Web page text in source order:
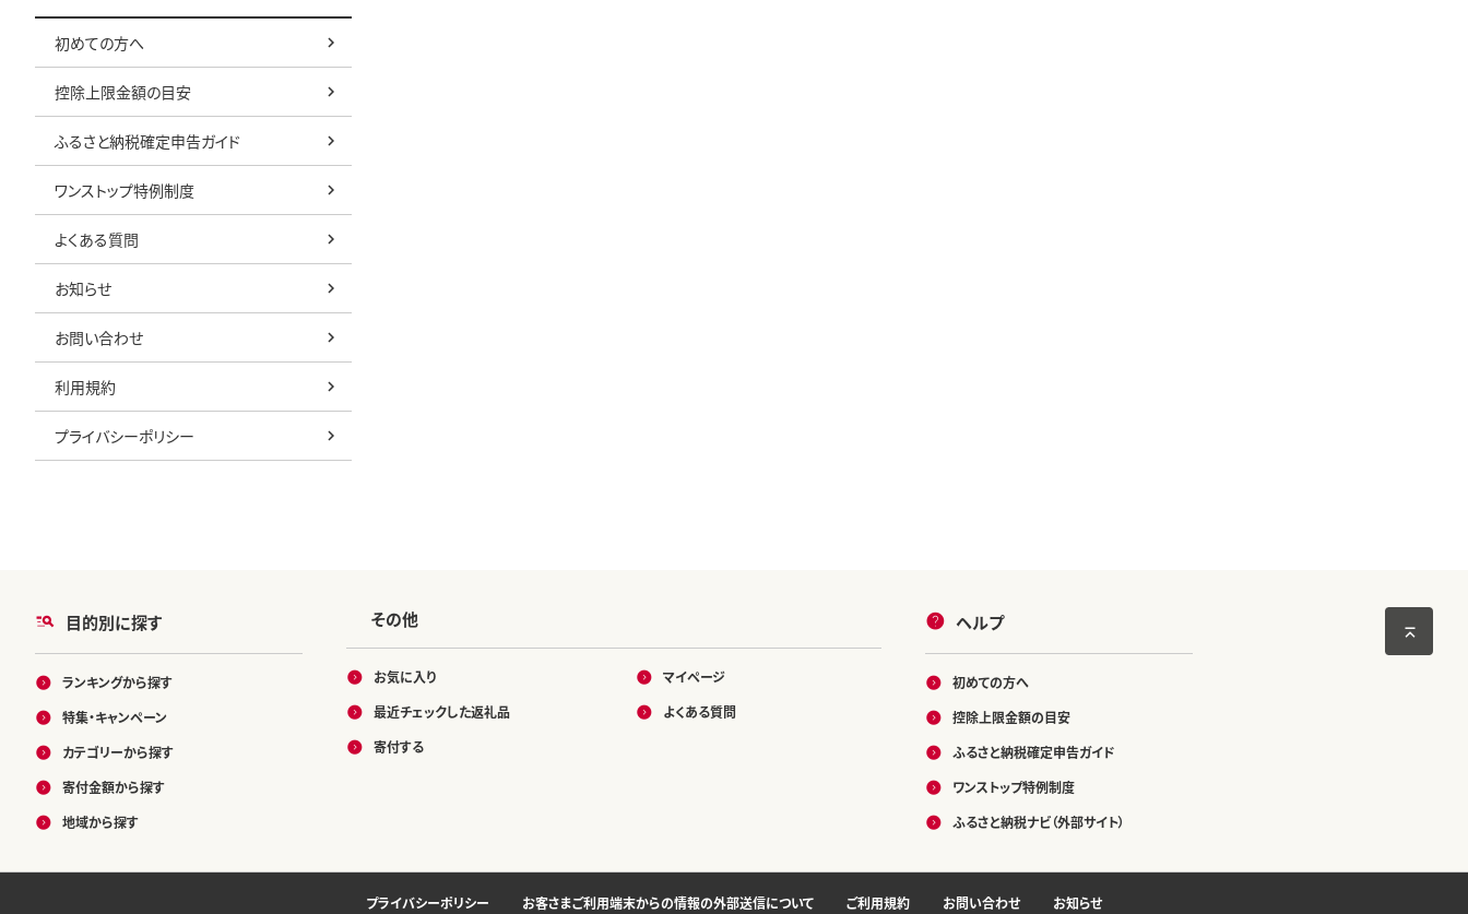
初めての方へ
控除上限金額の目安
ふるさと納税確定申告ガイド
ワンストップ特例制度
よくある質問
お知らせ
お問い合わせ
利用規約
プライバシーポリシー
目的別に探す
ランキングから探す
特集・キャンペーン
カテゴリーから探す
寄付金額から探す
地域から探す
その他
お気に入り
最近チェックした返礼品
寄付する
マイページ
よくある質問
ヘルプ
初めての方へ
控除上限金額の目安
ふるさと納税確定申告ガイド
ワンストップ特例制度
ふるさと納税ナビ（外部サイト）
プライバシーポリシー お客さまご利用端末からの情報の外部送信について ご利用規約 お問い合わせ お知らせ